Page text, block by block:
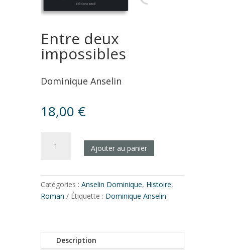
Entre deux
impossibles
Dominique Anselin
18,00 €
impossibles
Ajouter au panier
Catégories : Anselin Dominique, Histoire,
Roman
Étiquette : Dominique Anselin
Description